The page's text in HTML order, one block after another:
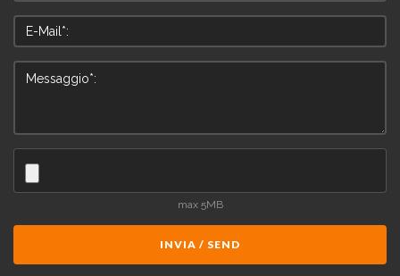
max 5MB
INVIA / SEND